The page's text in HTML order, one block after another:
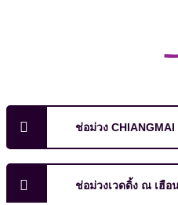
ช่อม่วง CHIANGMAI
ช่อม่วงเวดดิ้ง ณ เฮือ